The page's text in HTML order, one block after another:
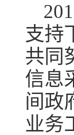
支持
共同
信息
间政
业务